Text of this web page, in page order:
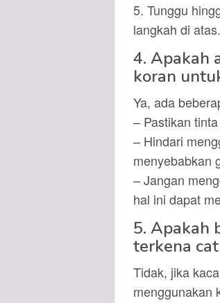
5. Tunggu
langkah di atas.
4. Apakah
koran
Ya, ada
– Pastikan
– Hindari
menyebabkan
– Jangan
hal ini dapat
5. Apakah
terkena
Tidak, jika
menggunakan